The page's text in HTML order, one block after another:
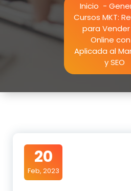
Inicio -
Cursos MKT:
para Vender
Online con
Aplicada al
y SEO
20
Feb, 2023